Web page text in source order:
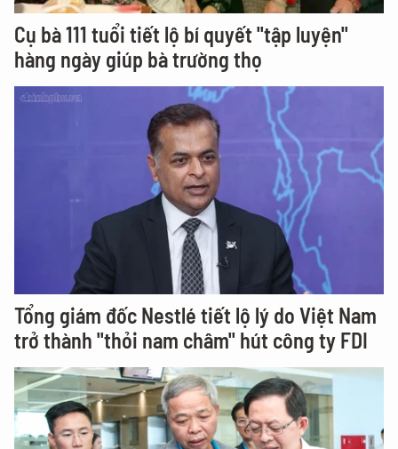
Cụ bà 111 tuổi tiết lộ bí quyết "tập luyện"
hàng ngày giúp bà trường thọ
Tổng giám đốc Nestlé tiết lộ lý do Việt Nam
trở thành "thỏi nam châm" hút công ty FDI